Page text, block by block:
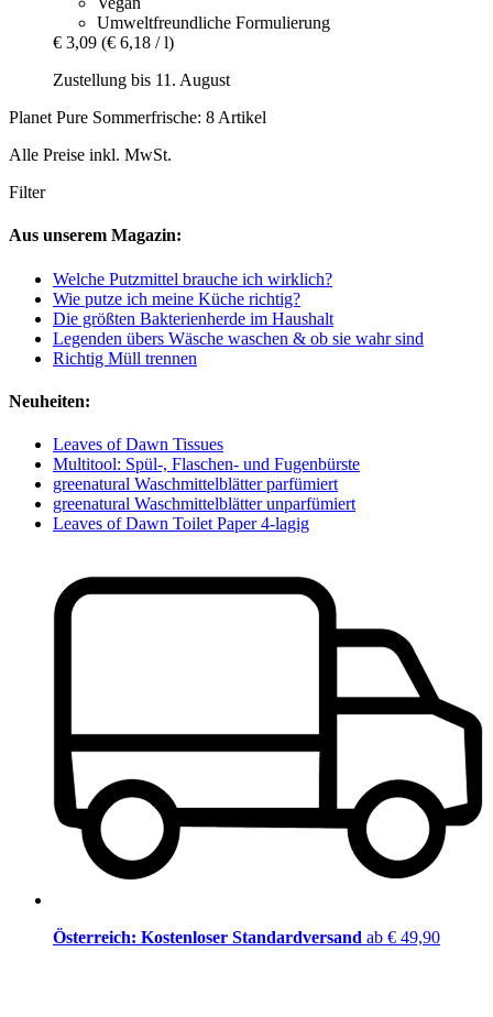
Umweltfreundliche Formulierung
€ 3,09 (€ 6,18 / l)
Zustellung bis 11. August
Planet Pure Sommerfrische: 8 Artikel
Alle Preise inkl. MwSt.
Filter
Aus unserem Magazin:
Welche Putzmittel brauche ich wirklich?
Wie putze ich meine Küche richtig?
Die größten Bakterienherde im Haushalt
Legenden übers Wäsche waschen & ob sie wahr sind
Richtig Müll trennen
Neuheiten:
Leaves of Dawn Tissues
Multitool: Spül-, Flaschen- und Fugenbürste
greenatural Waschmittelblätter parfümiert
greenatural Waschmittelblätter unparfümiert
Leaves of Dawn Toilet Paper 4-lagig
Österreich: Kostenloser Standardversand ab € 49,90